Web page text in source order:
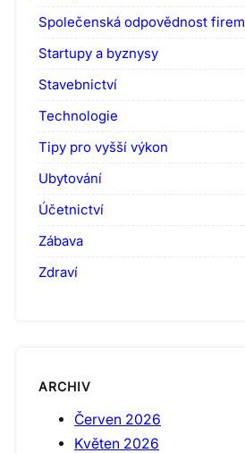
Společenská odpovědnost firem
Startupy a byznysy
Stavebnictví
Technologie
Tipy pro vyšší výkon
Ubytování
Účetnictví
Zábava
Zdraví
ARCHIV
Červen 2026
Květen 2026